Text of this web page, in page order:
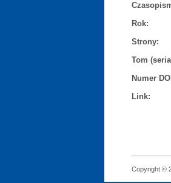
Rok:
Strony:
Tom
Numer
Link:
Copyright ©